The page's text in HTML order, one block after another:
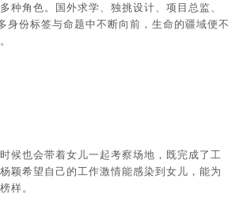
种角色。国外求学、独挑设计、项目总监、
身份标签与命题中不断向前，生命的疆域便不
候也会带着女儿一起考察场地，既完成了工
颖希望自己的工作激情能感染到女儿，能为
样。